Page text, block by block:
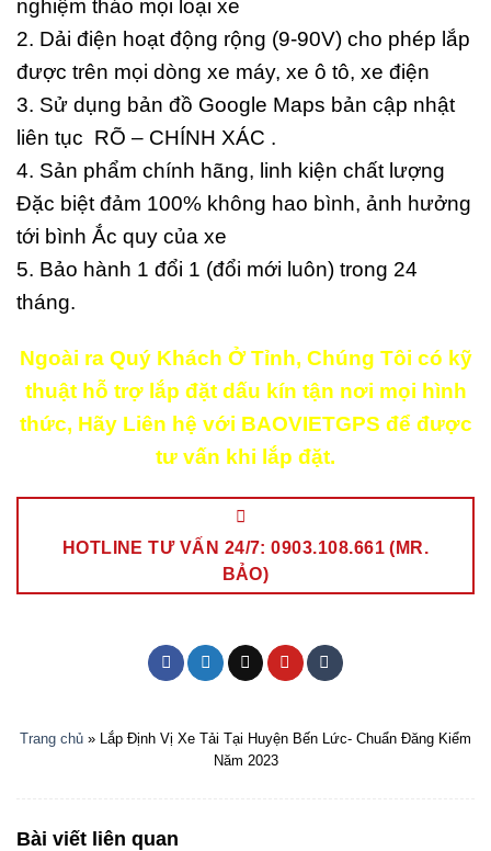
nghiệm tháo mọi loại xe
2. Dải điện hoạt động rộng (9-90V) cho phép lắp
được trên mọi dòng xe máy, xe ô tô, xe điện
3. Sử dụng bản đồ Google Maps bản cập nhật
liên tục RÕ – CHÍNH XÁC .
4. Sản phẩm chính hãng, linh kiện chất lượng
Đặc biệt đảm 100% không hao bình, ảnh hưởng
tới bình Ắc quy của xe
5. Bảo hành 1 đổi 1 (đổi mới luôn) trong 24
tháng.
Ngoài ra Quý Khách Ở Tỉnh, Chúng Tôi có kỹ
thuật hỗ trợ lắp đặt dấu kín tận nơi mọi hình
thức, Hãy Liên hệ với BAOVIETGPS để được
tư vấn khi lắp đặt.
HOTLINE TƯ VẤN 24/7: 0903.108.661 (MR.
BẢO)
Trang chủ » Lắp Định Vị Xe Tải Tại Huyện Bến Lức- Chuẩn Đăng Kiểm
Năm 2023
Bài viết liên quan